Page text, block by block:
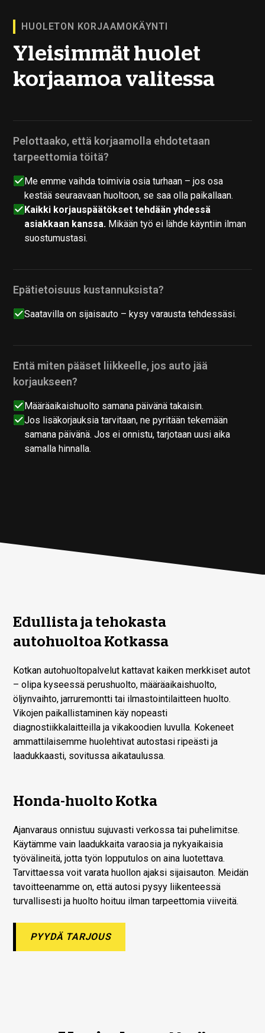
HUOLETON KORJAAMOKÄYNTI
Yleisimmät huolet
korjaamoa valitessa
Pelottaako, että korjaamolla ehdotetaan
tarpeettomia töitä?
Me emme vaihda toimivia osia turhaan – jos osa
kestää seuraavaan huoltoon, se saa olla paikallaan.
Kaikki korjauspäätökset tehdään yhdessä
asiakkaan kanssa. Mikään työ ei lähde käyntiin ilman
suostumustasi.
Epätietoisuus kustannuksista?
Saatavilla on sijaisauto – kysy varausta tehdessäsi.
Entä miten pääset liikkeelle, jos auto jää
korjaukseen?
Määräaikaishuolto samana päivänä takaisin.
Jos lisäkorjauksia tarvitaan, ne pyritään tekemään
samana päivänä. Jos ei onnistu, tarjotaan uusi aika
samalla hinnalla.
Edullista ja tehokasta
autohuoltoa Kotkassa
Kotkan autohuoltopalvelut kattavat kaiken merkkiset autot
– olipa kyseessä perushuolto, määräaikaishuolto,
öljynvaihto, jarruremontti tai ilmastointilaitteen huolto.
Vikojen paikallistaminen käy nopeasti
diagnostiikkalaitteilla ja vikakoodien luvulla. Kokeneet
ammattilaisemme huolehtivat autostasi ripeästi ja
laadukkaasti, sovitussa aikataulussa.
Honda-huolto Kotka
Ajanvaraus onnistuu sujuvasti verkossa tai puhelimitse.
Käytämme vain laadukkaita varaosia ja nykyaikaisia
työvälineitä, jotta työn lopputulos on aina luotettava.
Tarvittaessa voit varata huollon ajaksi sijaisauton. Meidän
tavoitteenamme on, että autosi pysyy liikenteessä
turvallisesti ja huolto hoituu ilman tarpeettomia viiveitä.
PYYDÄ TARJOUS